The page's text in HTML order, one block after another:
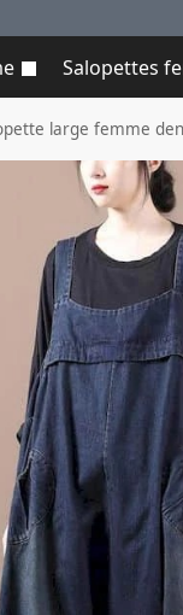
Salopettes
large femme